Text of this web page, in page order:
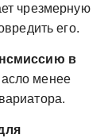
чрезмерную
его.
в
менее